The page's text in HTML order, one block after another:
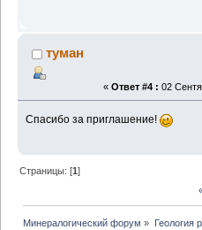
туман
« Ответ #4 : 02
Спасибо за приглашение!
Страницы: [1]
Минералогический форум » Геология